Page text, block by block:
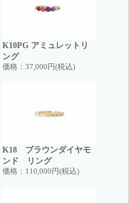
K10PG アミュレットリ
ング
価格： 37,000円(税込)
K18 ブラウンダイヤモ
ンド リング
価格： 110,000円(税込)